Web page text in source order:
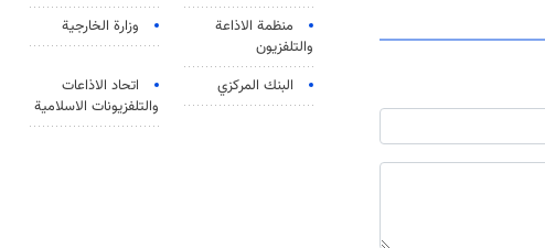
منظمة الاذاعة
والتلفزیون
وزارة الخارجية
البنك المركزي
اتحاد الاذاعات
والتلفزيونات الاسلامية